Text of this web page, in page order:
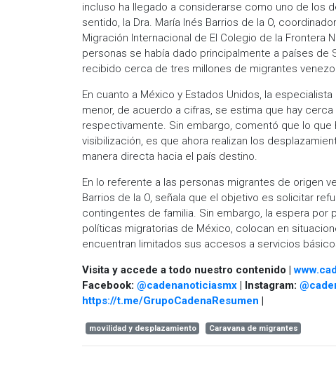
incluso ha llegado a considerarse como uno de los
sentido, la Dra. María Inés Barrios de la O,
Migración Internacional de El Colegio de la Frontera
personas se había dado principalmente a países de
recibido cerca de tres millones de migrantes
En cuanto a México y Estados Unidos, la
menor, de acuerdo a cifras, se estima que hay
respectivamente. Sin embargo, comentó que lo
visibilización, es que ahora realizan los
manera directa hacia el país destino.
En lo referente a las personas migrantes de origen
Barrios de la O, señala que el objetivo es solicitar
contingentes de familia. Sin embargo, la espera por
políticas migratorias de México, colocan en
encuentran limitados sus accesos a servicios
Visita y accede a todo nuestro contenido |
Facebook: @cadenanoticiasmx | Instagram:
https://t.me/GrupoCadenaResumen |
movilidad y desplazamiento Caravana de migrantes